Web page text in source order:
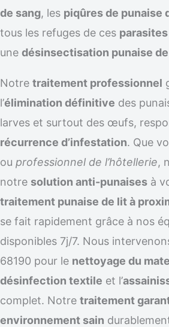
de sang, les piqûres de punaise
tous les refuges de ces
une désinsectisation punaise
Notre traitement professionnel
l’élimination définitive des
larves et surtout des œufs,
récurrence d’infestation. Que
ou professionnel de l’hôtellerie,
notre solution anti-punaises à
traitement punaise de lit à
se fait rapidement grâce à nos
disponibles 7j/7. Nous
68190 pour le nettoyage du
désinfection textile et l’
complet. Notre traitement
environnement sain